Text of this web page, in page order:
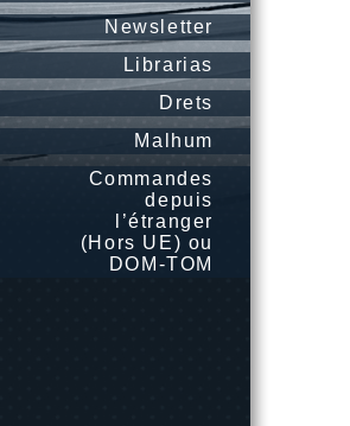
Newsletter
Librarias
Drets
Malhum
Commandes
depuis
l’étranger
(Hors UE) ou
DOM-TOM